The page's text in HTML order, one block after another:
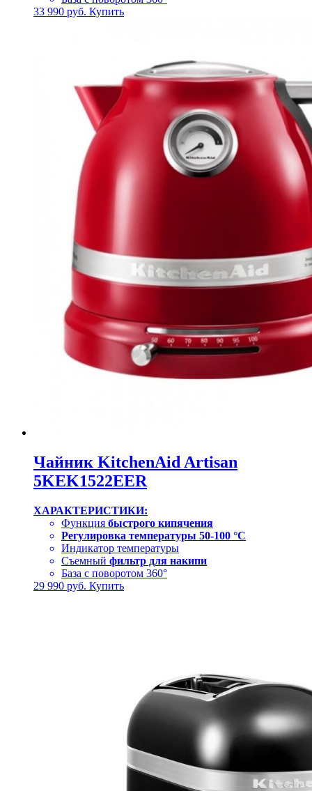
33 990 руб. Купить
Чайник KitchenAid Artisan
5KEK1522EER
ХАРАКТЕРИСТИКИ:
Функция быстрого кипячения
Регулировка температуры 50-100 °C
Индикатор температуры
Съемный фильтр для накипи
База с поворотом 360°
29 990 руб. Купить